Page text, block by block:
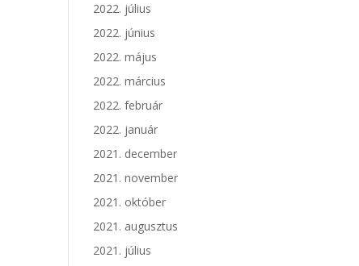
2022. július
2022. június
2022. május
2022. március
2022. február
2022. január
2021. december
2021. november
2021. október
2021. augusztus
2021. július